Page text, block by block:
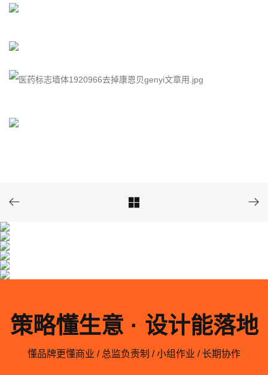
  
策略懂生意 · 设计能落地
懂品牌更懂商业 / 总监负责制 / 小组作业 / 长期协作